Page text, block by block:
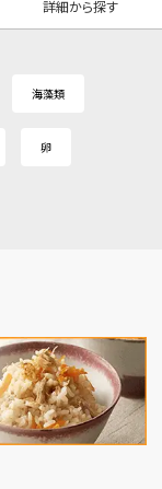
詳細から探す
海藻類
卵